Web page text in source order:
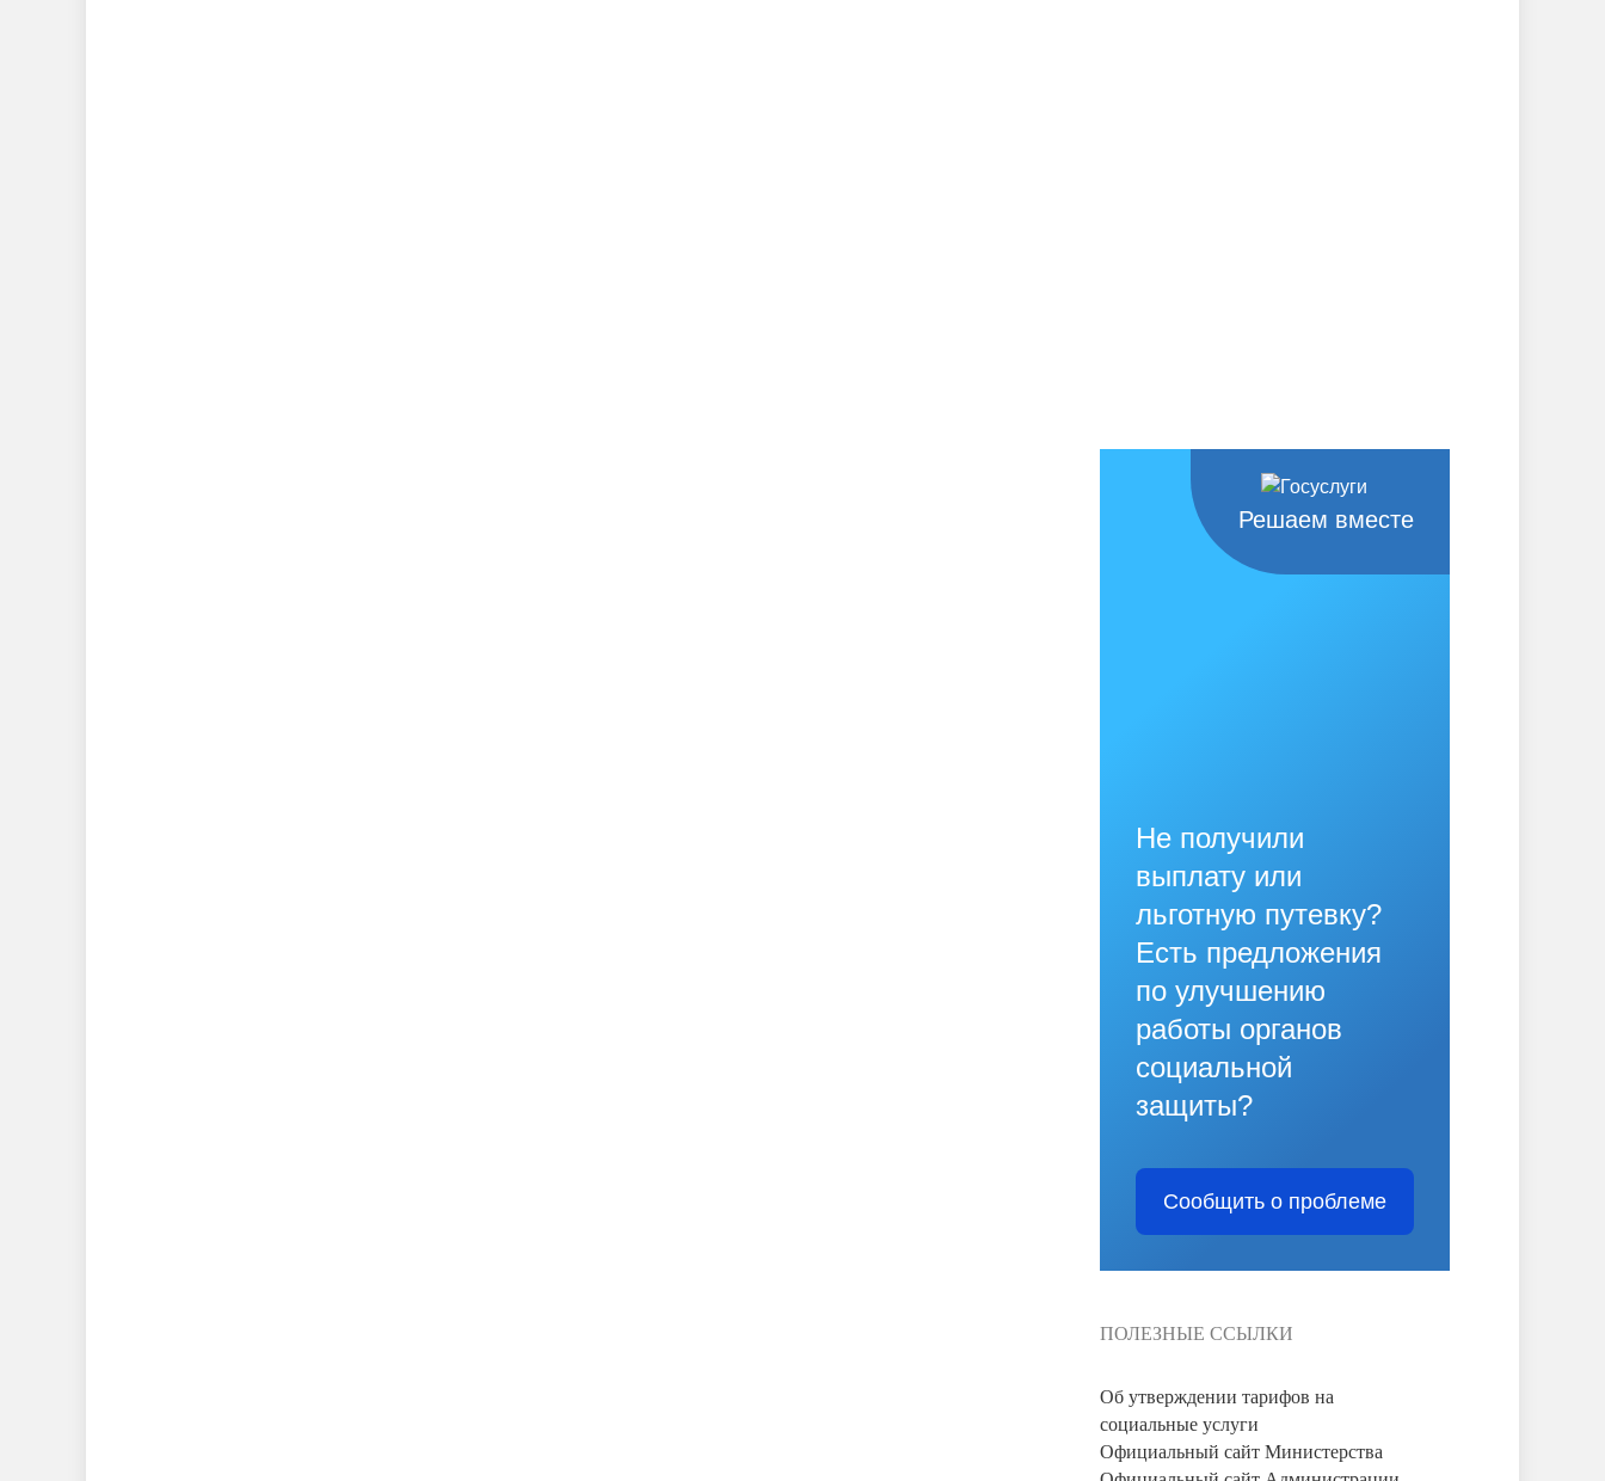
Решаем вместе
Не получили
выплату или
льготную путевку?
Есть предложения
по улучшению
работы органов
социальной
защиты?
Сообщить о проблеме
ПОЛЕЗНЫЕ ССЫЛКИ
Об утверждении тарифов на
социальные услуги
Официальный сайт Министерства